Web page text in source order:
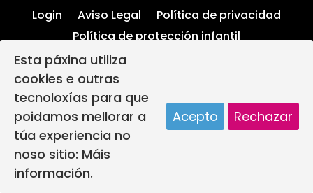
Login Aviso Legal
Política de privacidad
Política de protección infantil
Política de Cookies
A vila do mañá creada por
Esta páxina utiliza
cookies e outras
tecnoloxías para que
poidamos mellorar a
túa experiencia no
noso sitio: Máis
información.
Acepto Rechazar